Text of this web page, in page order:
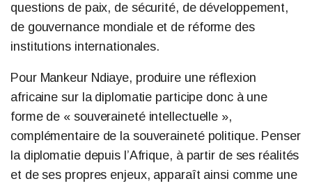
questions de paix, de sécurité, de développement,
de gouvernance mondiale et de réforme des
institutions internationales.
Pour Mankeur Ndiaye, produire une réflexion
africaine sur la diplomatie participe donc à une
forme de « souveraineté intellectuelle »,
complémentaire de la souveraineté politique. Penser
la diplomatie depuis l’Afrique, à partir de ses réalités
et de ses propres enjeux, apparaît ainsi comme une